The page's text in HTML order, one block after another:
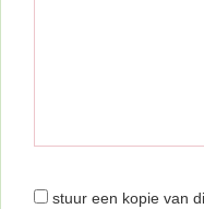
stuur een kopie van